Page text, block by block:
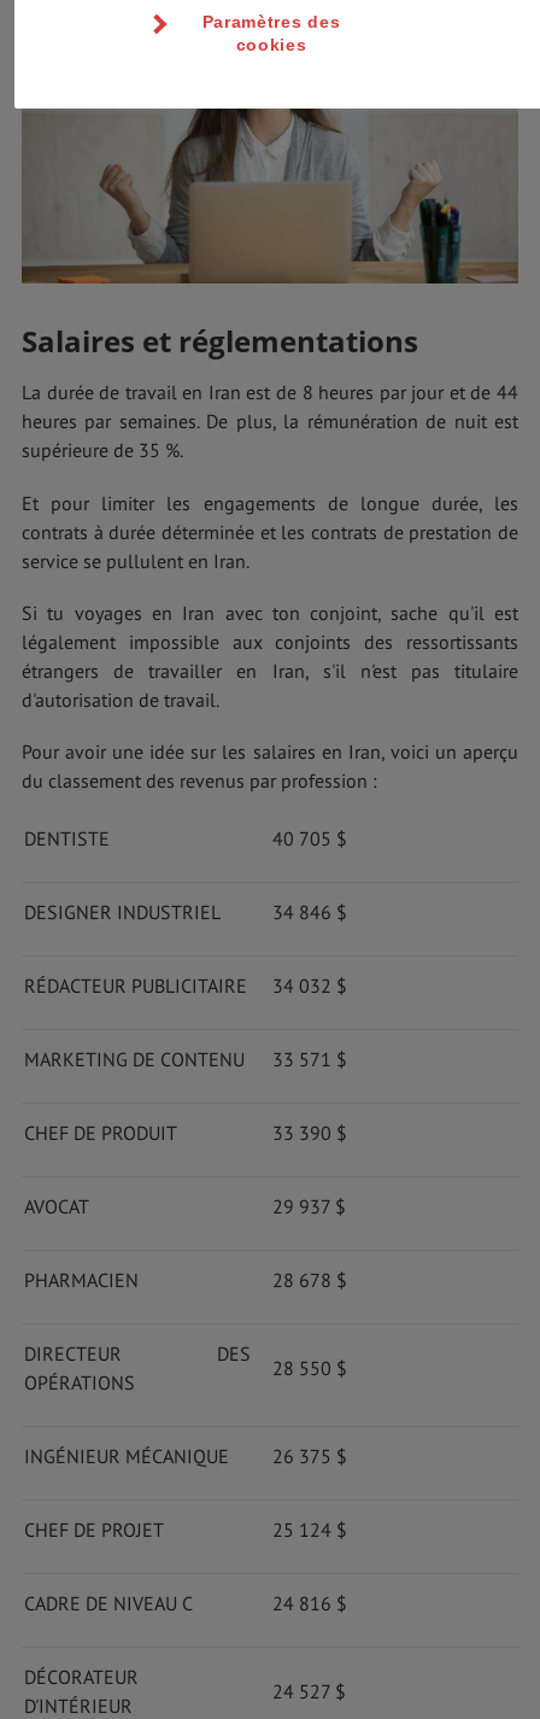
Salaires et réglementations
La durée de travail en Iran est de 8 heures par jour et de 44
heures par semaines. De plus, la rémunération de nuit est
supérieure de 35 %.
Et pour limiter les engagements de longue durée, les
contrats à durée déterminée et les contrats de prestation de
service se pullulent en Iran.
Si tu voyages en Iran avec ton conjoint, sache qu'il est
légalement impossible aux conjoints des ressortissants
étrangers de travailler en Iran, s'il n'est pas titulaire
d'autorisation de travail.
Pour avoir une idée sur les salaires en Iran, voici un aperçu
du classement des revenus par profession :
DENTISTE 40 705 $
DESIGNER INDUSTRIEL 34 846 $
RÉDACTEUR PUBLICITAIRE 34 032 $
MARKETING DE CONTENU 33 571 $
CHEF DE PRODUIT 33 390 $
AVOCAT 29 937 $
PHARMACIEN 28 678 $
DIRECTEUR DES
OPÉRATIONS
28 550 $
INGÉNIEUR MÉCANIQUE 26 375 $
CHEF DE PROJET 25 124 $
CADRE DE NIVEAU C 24 816 $
DÉCORATEUR
D'INTÉRIEUR
24 527 $
Paramètres des
cookies